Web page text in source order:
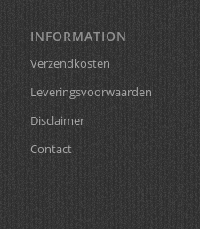
INFORMATION
Verzendkosten
Leveringsvoorwaarden
Disclaimer
Contact